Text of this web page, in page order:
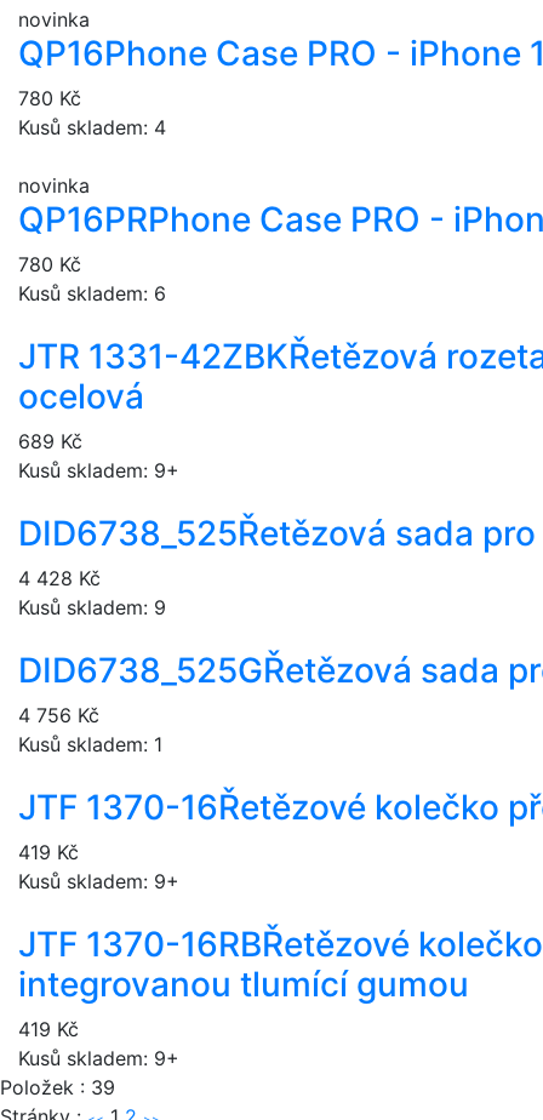
novinka
QP16Phone Case PRO - iPhone
780 Kč
Kusů skladem: 4
novinka
QP16PRPhone Case PRO -
780 Kč
Kusů skladem: 6
JTR 1331-42ZBKŘetězová
ocelová
689 Kč
Kusů skladem: 9+
DID6738_525Řetězová sada
4 428 Kč
Kusů skladem: 9
DID6738_525GŘetězová sada
4 756 Kč
Kusů skladem: 1
JTF 1370-16Řetězové kolečko
419 Kč
Kusů skladem: 9+
JTF 1370-16RBŘetězové
integrovanou tlumící gumou
419 Kč
Kusů skladem: 9+
Položek : 39